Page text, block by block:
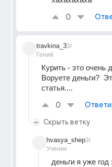
0
travkina_3
Гений
3г
Курить - это очень
Воруете деньги?
статья....
0
Скрыть ветку
hvasya_shep
Ученик
3г
деньги я уже